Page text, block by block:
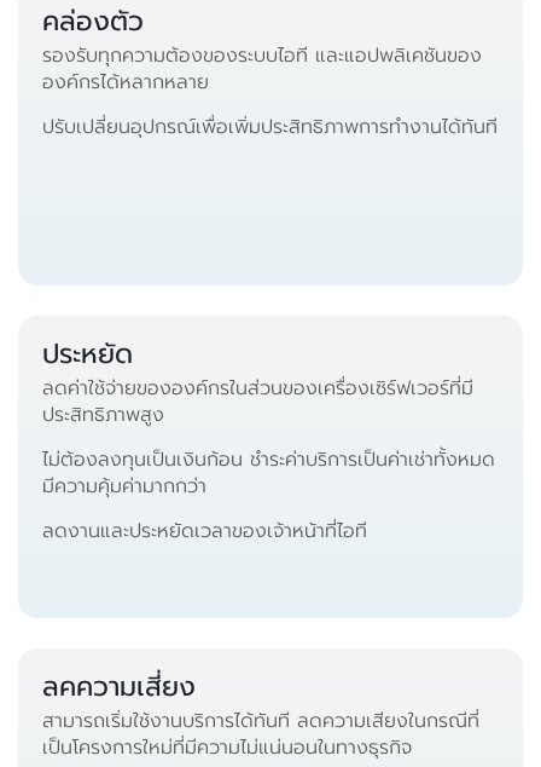
คล่องตัว
รองรับทุกความต้องของระบบไอที และแอปพลิเคชันของ
องค์กรได้หลากหลาย
ปรับเปลี่ยนอุปกรณ์เพื่อเพิ่มประสิทธิภาพการทำงานได้ทันที
ประหยัด
ลดค่าใช้จ่ายขององค์กรในส่วนของเครื่องเซิร์ฟเวอร์ที่มี
ประสิทธิภาพสูง
ไม่ต้องลงทุนเป็นเงินก้อน ชำระค่าบริการเป็นค่าเช่าทั้งหมด
มีความคุ้มค่ามากกว่า
ลดงานและประหยัดเวลาของเจ้าหน้าที่ไอที
ลคความเสี่ยง
สามารถเริ่มใช้งานบริการได้ทันที ลดความเสียงในกรณีที่
เป็นโครงการใหม่ที่มีความไม่แน่นอนในทางธุรกิจ